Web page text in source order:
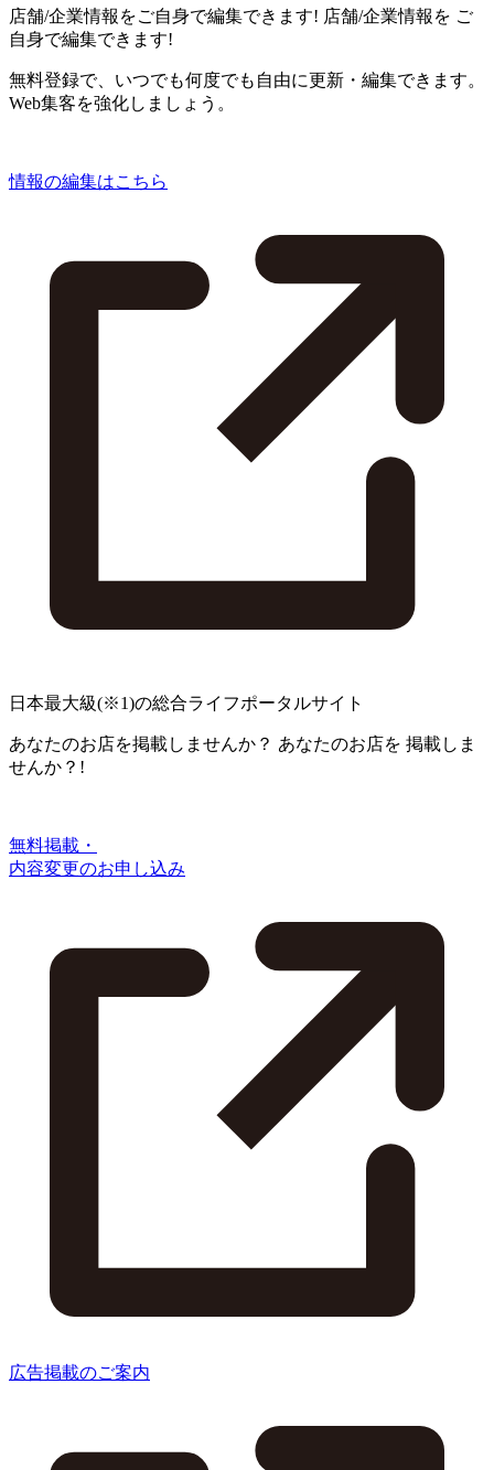
店舗/企業情報をご自身で編集できます! 店舗/企業情報を ご
自身で編集できます!
無料登録で、いつでも何度でも自由に更新・編集できます。
Web集客を強化しましょう。
情報の編集はこちら
日本最大級(※1)の総合ライフポータルサイト
あなたのお店を掲載しませんか？ あなたのお店を 掲載しま
せんか？!
無料掲載・
内容変更のお申し込み
広告掲載のご案内